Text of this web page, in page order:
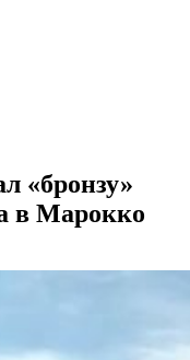
«бронзу»
в Марокко